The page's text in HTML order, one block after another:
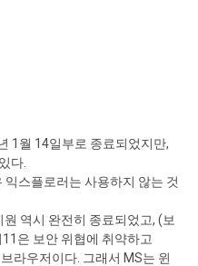
1월 14일부로 종료되었지만,
다.
스플로러는 사용하지 않는 것
역시 완전히 종료되었고, (보
은 보안 위협에 취약하고
라우저이다. 그래서 MS는 윈